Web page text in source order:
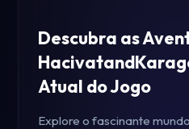
Descubra as
Atual do Jogo
Explore o fascinante